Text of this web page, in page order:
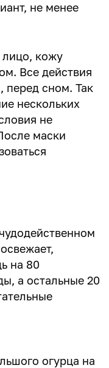
не менее
лицо, кожу
Все действия
перед сном. Так
нескольких
не
маски
на 80
а остальные 20
огурца на